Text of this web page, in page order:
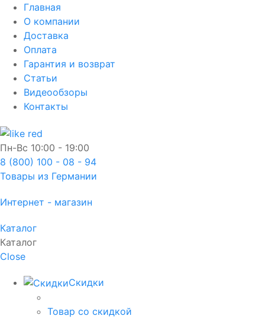
Главная
О компании
Доставка
Оплата
Гарантия и возврат
Статьи
Видеообзоры
Контакты
Пн-Вс 10:00 - 19:00
8 (800) 100 - 08 - 94
Товары из Германии
Интернет - магазин
Каталог
Каталог
Close
Скидки
Товар со скидкой